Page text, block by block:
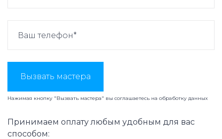
Вызвать мастера
Нажимая кнопку "Вызвать мастера" вы соглашаетесь на обработку данных
Принимаем оплату любым удобным для вас
способом: